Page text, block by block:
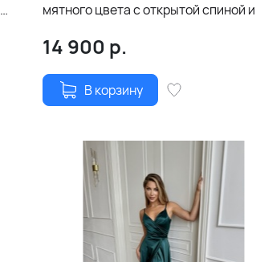
мятного цвета с открытой спиной и
14 900 р.
В корзину